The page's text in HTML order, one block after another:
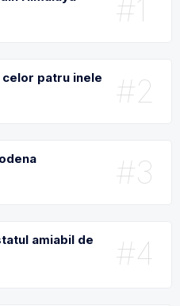
#1
#2
patru inele
#3
#4
amiabil de